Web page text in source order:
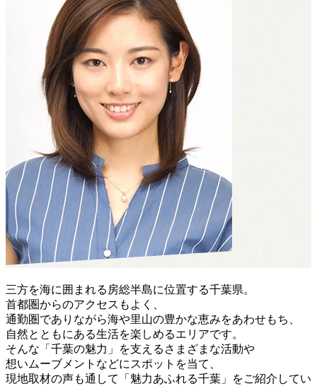
三方を海に囲まれる房総半島に位置する千葉県。
首都圏からのアクセスもよく、
通勤圏でありながら海や里山の豊かな恵みをあわせもち、
自然とともにある生活を楽しめるエリアです。
そんな「千葉の魅力」を支えるさまざまな活動や
想いムーブメントなどにスポットを当て、
現地取材の声も通して「魅力あふれる千葉」をご紹介してい